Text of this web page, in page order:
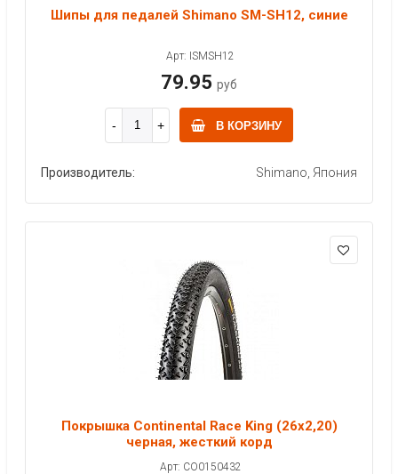
Шипы для педалей Shimano SM-SH12, синие
Арт: ISMSH12
79.95 руб
В КОРЗИНУ
Производитель: Shimano, Япония
Покрышка Continental Race King (26x2,20)
черная, жесткий корд
Арт: CO0150432